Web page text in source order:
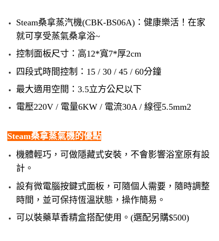
Steam桑拿蒸汽機(CBK-BS06A)：健康樂活！在家
就可享受蒸氣桑拿浴~
控制面板尺寸：高12*寬7*厚2cm
四段式時間控制：15 / 30 / 45 / 60分鐘
最大適用空間：3.5立方公尺以下
電壓220V / 電量6KW / 電流30A / 線徑5.5mm2
Steam桑拿蒸氣機的優點
機體輕巧，可做隱藏式安裝，不會影響浴室原有設
計。
設有微電腦按鍵式面板，可隨個人需要，隨時調整
時間，並可保持恆溫狀態，操作簡易。
可以裝藥草香精盒搭配使用。(選配另購$500)